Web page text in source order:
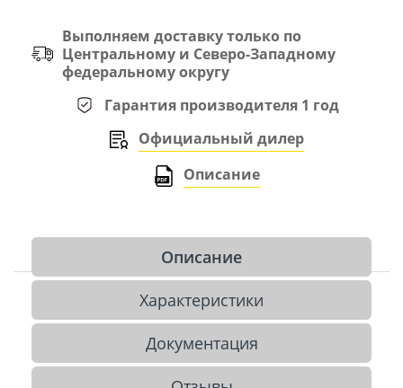
Выполняем доставку только по
Центральному и Северо-Западному
федеральному округу
Гарантия производителя 1 год
Официальный дилер
Описание
Описание
Характеристики
Документация